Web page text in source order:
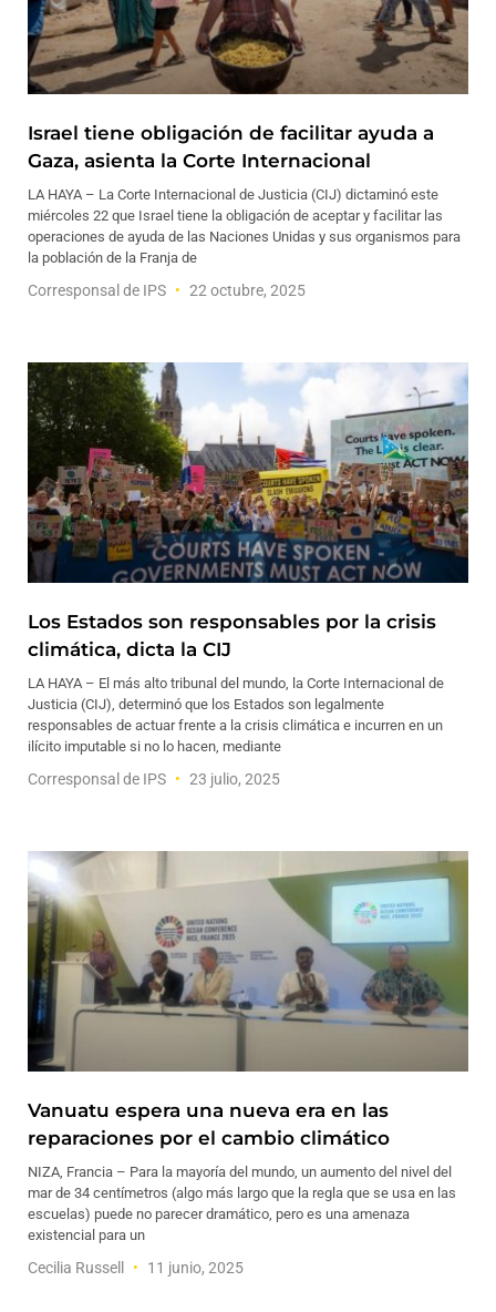
Israel tiene obligación de facilitar ayuda a
Gaza, asienta la Corte Internacional
LA HAYA – La Corte Internacional de Justicia (CIJ) dictaminó este
miércoles 22 que Israel tiene la obligación de aceptar y facilitar las
operaciones de ayuda de las Naciones Unidas y sus organismos para
la población de la Franja de
Corresponsal de IPS 22 octubre, 2025
Los Estados son responsables por la crisis
climática, dicta la CIJ
LA HAYA – El más alto tribunal del mundo, la Corte Internacional de
Justicia (CIJ), determinó que los Estados son legalmente
responsables de actuar frente a la crisis climática e incurren en un
ilícito imputable si no lo hacen, mediante
Corresponsal de IPS 23 julio, 2025
Vanuatu espera una nueva era en las
reparaciones por el cambio climático
NIZA, Francia – Para la mayoría del mundo, un aumento del nivel del
mar de 34 centímetros (algo más largo que la regla que se usa en las
escuelas) puede no parecer dramático, pero es una amenaza
existencial para un
Cecilia Russell 11 junio, 2025